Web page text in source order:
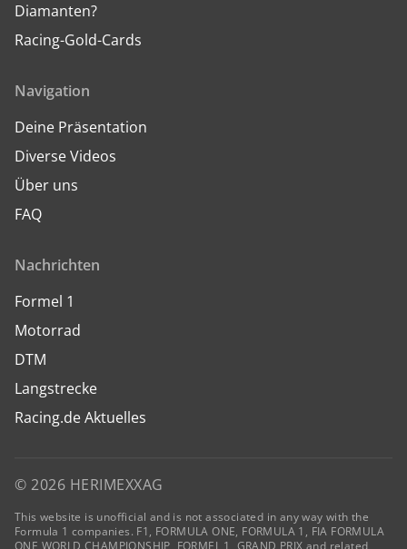
Diamanten?
Racing-Gold-Cards
Navigation
Deine Präsentation
Diverse Videos
Über uns
FAQ
Nachrichten
Formel 1
Motorrad
DTM
Langstrecke
Racing.de Aktuelles
© 2026 HERIMEXXAG
This website is unofficial and is not associated in any way with the
Formula 1 companies. F1, FORMULA ONE, FORMULA 1, FIA FORMULA
ONE WORLD CHAMPIONSHIP, FORMEL 1, GRAND PRIX and related